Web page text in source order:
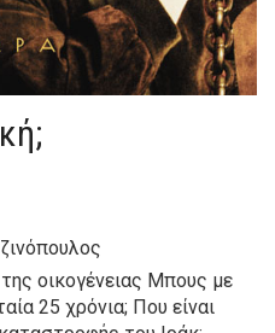
οικογένειας Μπους με
25 χρόνια; Που είναι